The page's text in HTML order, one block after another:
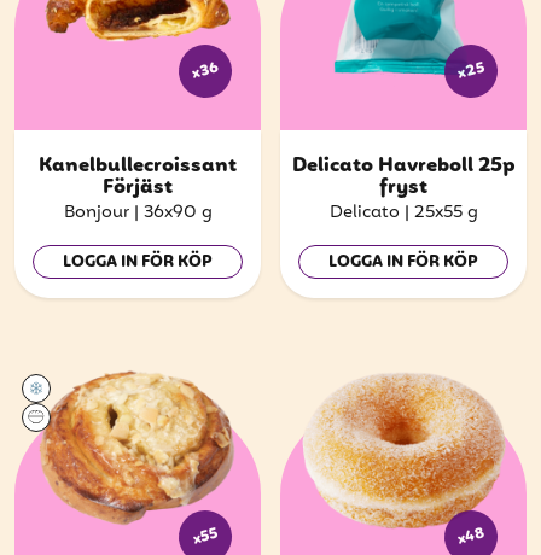
x36
Kanelbullecroissant
Förjäst
Bonjour | 36x90 g
LOGGA IN FÖR KÖP
x25
Delicato Havreboll 25p
fryst
Delicato | 25x55 g
LOGGA IN FÖR KÖP
x55 x48